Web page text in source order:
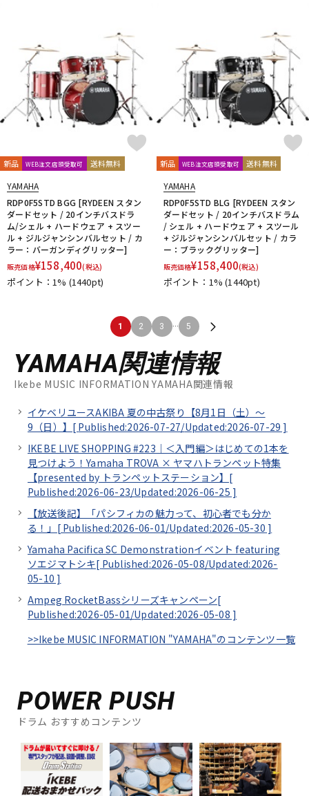
新品 WEB注文店頭受取可 送料無料
YAMAHA
RDP0F5STD BGG [RYDEEN スタン
ダードセット / 20インチバスドラ
ム/シェル + ハードウェア + スツー
ル + ジルジャンシンバルセット / カ
ラー：バーガンディグリッター]
販売価格¥158,400(税込)
ポイント：1% (1440pt)
新品 WEB注文店頭受取可 送料無料
YAMAHA
RDP0F5STD BLG [RYDEEN スタン
ダードセット / 20インチバスドラム
/ シェル + ハードウェア + スツール
+ ジルジャンシンバルセット / カラ
ー：ブラックグリッター]
販売価格¥158,400(税込)
ポイント：1%(1440pt)
1 2 3 ... 5
YAMAHA関連情報
Ikebe MUSIC INFORMATION YAMAHA関連情報
イケベリユースAKIBA 夏の中古祭り【8月1日（土）～
9（日）】[ Published:2026-07-27/Updated:2026-07-29 ]
IKEBE LIVE SHOPPING #223｜＜入門編＞はじめての1本を
見つけよう！Yamaha TROVA × ヤマハトランペット特集
【presented by トランペットステーション】[
Published:2026-06-23/Updated:2026-06-25 ]
【放送後記】「パシフィカの魅力って、初心者でも分か
る！」[ Published:2026-06-01/Updated:2026-05-30 ]
Yamaha Pacifica SC Demonstrationイベント featuring
ソエジマトシキ[ Published:2026-05-08/Updated:2026-
05-10 ]
Ampeg RocketBassシリーズキャンペーン[
Published:2026-05-01/Updated:2026-05-08 ]
>>Ikebe MUSIC INFORMATION "YAMAHA"のコンテンツ一覧
POWER PUSH
ドラム おすすめコンテンツ